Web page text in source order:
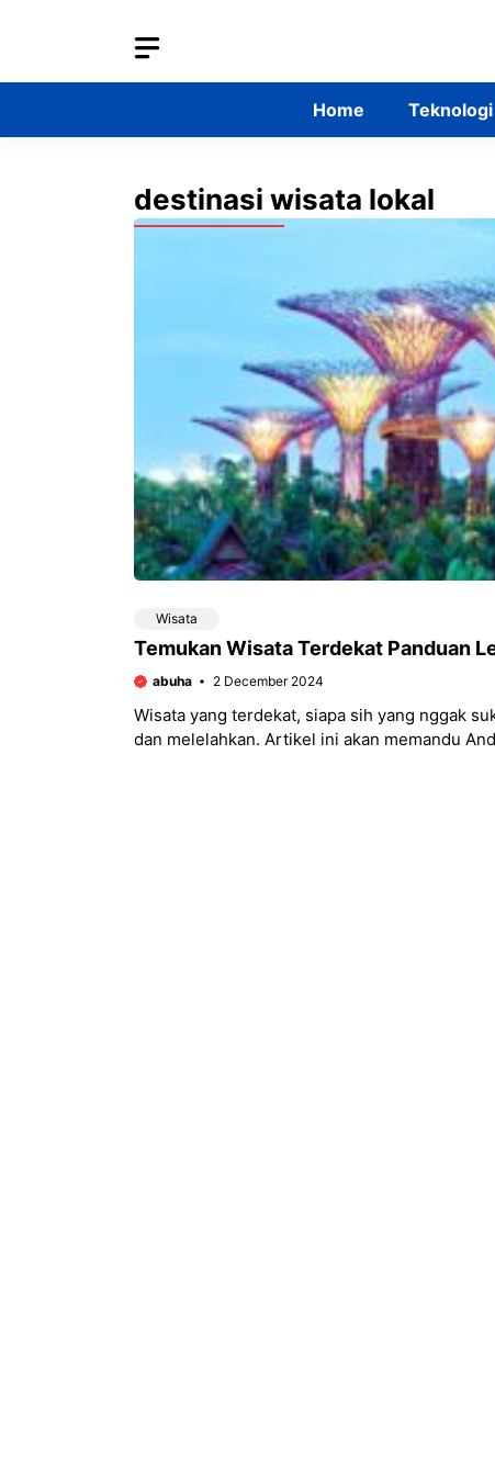
Home Teknologi
destinasi wisata lokal
Wisata
Temukan Wisata Terdekat Panduan
abuha 2 December 2024
Wisata yang terdekat, siapa sih yang nggak
dan melelahkan. Artikel ini akan memandu